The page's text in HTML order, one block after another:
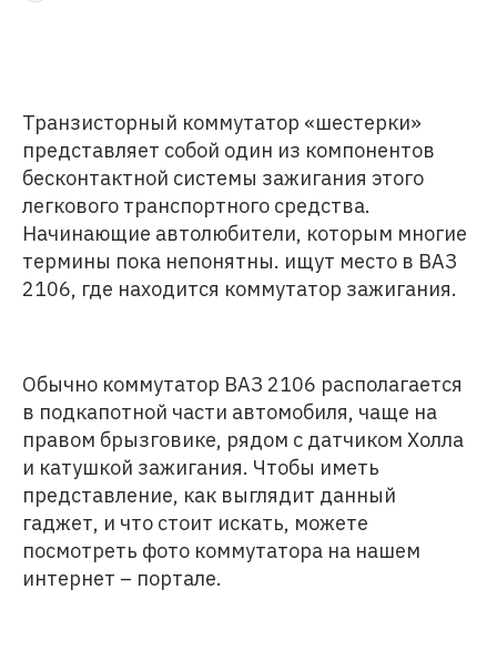
Транзисторный коммутатор «шестерки»
представляет собой один из компонентов
бесконтактной системы зажигания этого
легкового транспортного средства.
Начинающие автолюбители, которым многие
термины пока непонятны. ищут место в ВАЗ
2106, где находится коммутатор зажигания.
Обычно коммутатор ВАЗ 2106 располагается
в подкапотной части автомобиля, чаще на
правом брызговике, рядом с датчиком Холла
и катушкой зажигания. Чтобы иметь
представление, как выглядит данный
гаджет, и что стоит искать, можете
посмотреть фото коммутатора на нашем
интернет – портале.